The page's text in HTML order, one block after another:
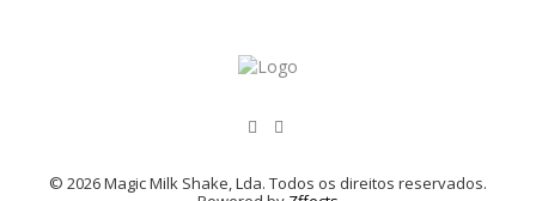
© 2026 Magic Milk Shake, Lda. Todos os direitos reservados.